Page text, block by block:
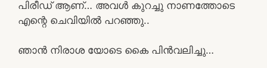
പിരീഡ് ആണ്… അവൾ കുറച്ചു നാണത്തോടെ
എന്റെ ചെവിയിൽ പറഞ്ഞു..
ഞാൻ നിരാശ യോടെ കൈ പിൻവലിച്ചു…